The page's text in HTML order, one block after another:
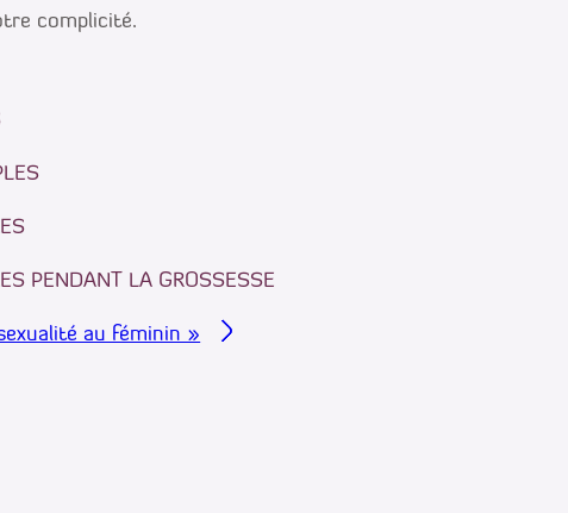
complicité.
PENDANT LA GROSSESSE
au féminin »